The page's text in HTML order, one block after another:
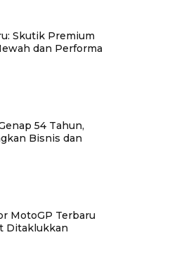
Skutik Premium
dan Performa
54 Tahun,
Bisnis dan
MotoGP Terbaru
Ditaklukkan